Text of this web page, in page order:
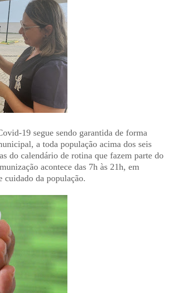
19 segue sendo garantida de forma
a toda população acima dos seis
do calendário de rotina que fazem parte do
acontece das 7h às 21h, em
cuidado da população.